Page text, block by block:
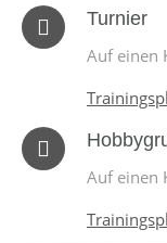
Turnier
Auf einen
Auf einen